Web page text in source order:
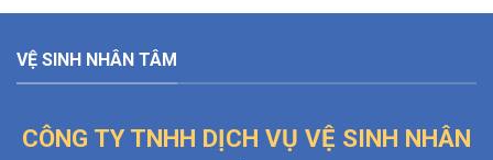
VỆ SINH NHÂN TÂM
CÔNG TY TNHH DỊCH VỤ VỆ SINH NHÂN